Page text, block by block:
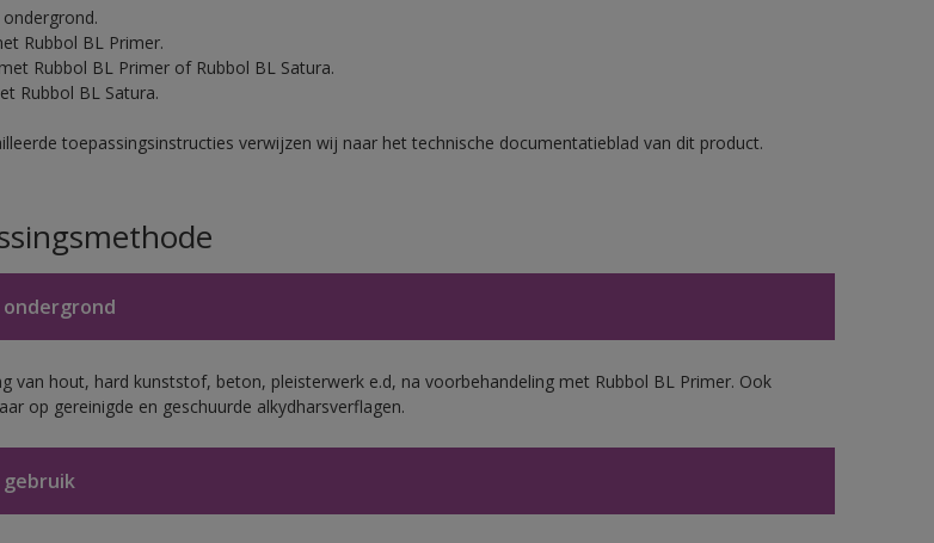
Rubbol BL Primer.
Rubbol BL Primer of Rubbol BL Satura.
Rubbol BL Satura.
toepassingsinstructies verwijzen wij naar het technische documentatieblad van dit product.
ondergrond
van hout, hard kunststof, beton, pleisterwerk e.d, na voorbehandeling met Rubbol BL Primer. Ook
op gereinigde en geschuurde alkydharsverflagen.
gebruik